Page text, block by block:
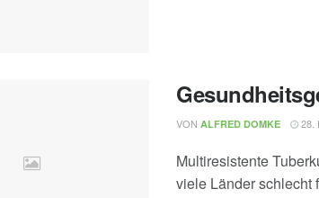
VON ALFRED DOMKE 28.
Multiresistente
viele Länder schlecht